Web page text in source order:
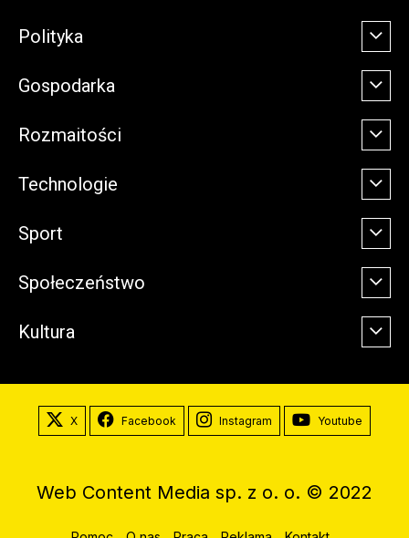
Polityka
Gospodarka
Rozmaitości
Technologie
Sport
Społeczeństwo
Kultura
X Facebook Instagram Youtube
Web Content Media sp. z o. o. © 2022